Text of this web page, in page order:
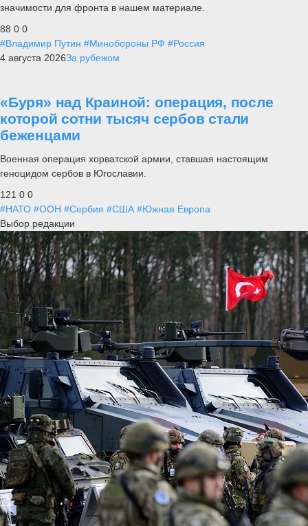
значимости для фронта в нашем материале.
88 0 0
#Владимир Путин #Минобороны РФ #Россия
4 августа 2026За рубежом
«Буря» над Краиной: операция, после
которой сотни тысяч сербов стали
беженцами
Военная операция хорватской армии, ставшая настоящим
геноцидом сербов в Югославии.
121 0 0
#НАТО #ООН #Сербия #США #Южная Европа
Выбор редакции